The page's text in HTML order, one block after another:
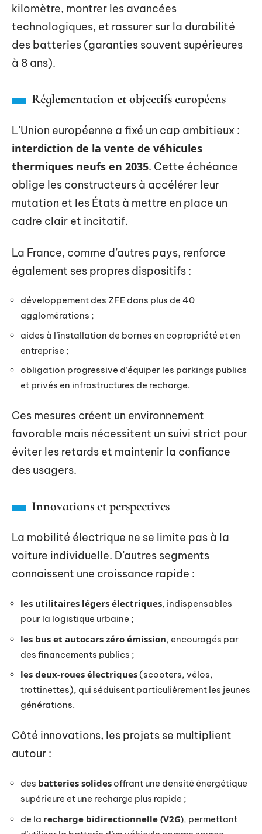
kilomètre, montrer les avancées
technologiques, et rassurer sur la durabilité
des batteries (garanties souvent supérieures
à 8 ans).
Réglementation et objectifs européens
L’Union européenne a fixé un cap ambitieux :
interdiction de la vente de véhicules
thermiques neufs en 2035. Cette échéance
oblige les constructeurs à accélérer leur
mutation et les États à mettre en place un
cadre clair et incitatif.
La France, comme d’autres pays, renforce
également ses propres dispositifs :
développement des ZFE dans plus de 40
agglomérations ;
aides à l’installation de bornes en copropriété et en
entreprise ;
obligation progressive d’équiper les parkings publics
et privés en infrastructures de recharge.
Ces mesures créent un environnement
favorable mais nécessitent un suivi strict pour
éviter les retards et maintenir la confiance
des usagers.
Innovations et perspectives
La mobilité électrique ne se limite pas à la
voiture individuelle. D’autres segments
connaissent une croissance rapide :
les utilitaires légers électriques, indispensables
pour la logistique urbaine ;
les bus et autocars zéro émission, encouragés par
des financements publics ;
les deux-roues électriques(scooters, vélos,
trottinettes), qui séduisent particulièrement les jeunes
générations.
Côté innovations, les projets se multiplient
autour :
des batteries solides offrant une densité énergétique
supérieure et une recharge plus rapide ;
de la recharge bidirectionnelle (V2G), permettant